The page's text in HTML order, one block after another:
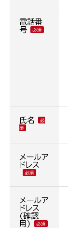
電話番
号
氏名
メールア
ドレス
メールア
ドレス
(確認
用)